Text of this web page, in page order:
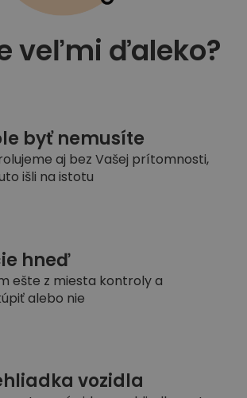
veľmi ďaleko?
byť nemusíte
aj bez Vašej prítomnosti,
išli na istotu
hneď
ešte z miesta kontroly a
alebo nie
vozidla